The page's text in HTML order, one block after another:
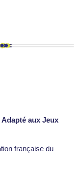
aux Jeux
française du